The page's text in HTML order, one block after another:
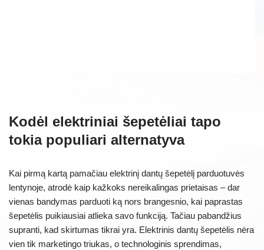
Kodėl elektriniai šepetėliai tapo
tokia populiari alternatyva
Kai pirmą kartą pamačiau elektrinį dantų šepetėlį parduotuvės
lentynoje, atrodė kaip kažkoks nereikalingas prietaisas – dar
vienas bandymas parduoti ką nors brangesnio, kai paprastas
šepetėlis puikiausiai atlieka savo funkciją. Tačiau pabandžius
supranti, kad skirtumas tikrai yra. Elektrinis dantų šepetėlis nėra
vien tik marketingo triukas, o technologinis sprendimas,